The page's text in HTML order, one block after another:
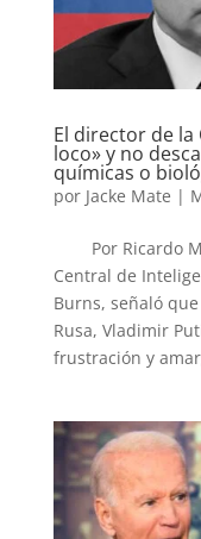
El director de la
loco» y no
químicas o
por Jacke Mate |
Por Ricardo
Central de
Burns, señaló
Rusa, Vladimir
frustración y